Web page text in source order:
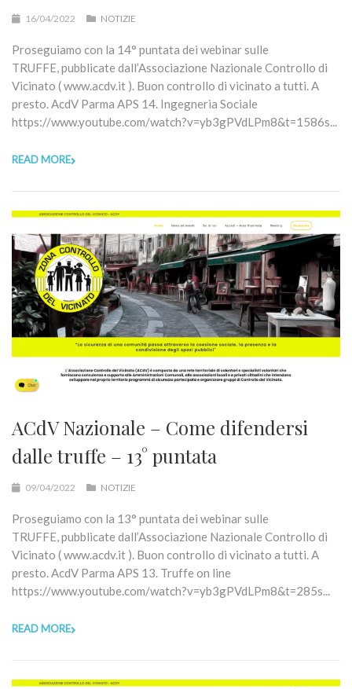
16/04/2022 NOTIZIE
Proseguiamo con la 14° puntata dei webinar sulle
TRUFFE, pubblicate dall’Associazione Nazionale Controllo di
Vicinato ( www.acdv.it ). Buon controllo di vicinato a tutti. A
presto. AcdV Parma APS 14. Ingegneria Sociale
https://www.youtube.com/watch?v=yb3gPVdLPm8&t=1586s...
READ MORE
ACdV Nazionale – Come difendersi
dalle truffe – 13° puntata
09/04/2022 NOTIZIE
Proseguiamo con la 13° puntata dei webinar sulle
TRUFFE, pubblicate dall’Associazione Nazionale Controllo di
Vicinato ( www.acdv.it ). Buon controllo di vicinato a tutti. A
presto. AcdV Parma APS 13. Truffe on line
https://www.youtube.com/watch?v=yb3gPVdLPm8&t=285s...
READ MORE